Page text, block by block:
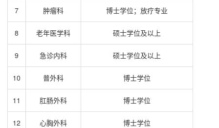
7 肿瘤科 博士学位；放疗专业
8 老年医学科 硕士学位及以上
9 急诊内科 硕士学位及以上
10 普外科 博士学位
11 肛肠外科 博士学位
12 心胸外科 博士学位